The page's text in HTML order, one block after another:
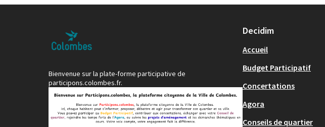
Bienvenue sur la plate-forme participative de
participons.colombes.fr.
Decidim
Accueil
Budget Participatif
Concertations
Agora
Conseils de quartier